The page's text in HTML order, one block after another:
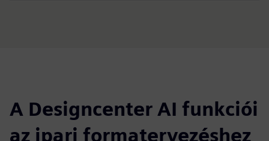
A Designcenter AI funkciói
az ipari formatervezéshez